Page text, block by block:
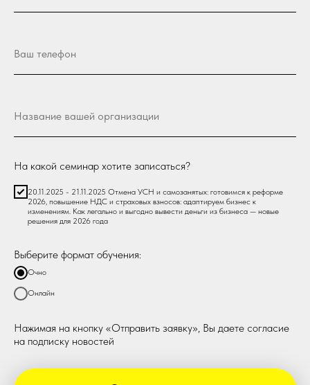
На какой семинар хотите записаться?
20.11.2025 - 21.11.2025 Отмена УСН и самозанятых: готовимся к реформе
2026, повышение НДС и страховых взносов: адаптируем бизнес к
изменениям. Как легально и выгодно вывести деньги из бизнеса — новые
решения для 2026 года
Выберите формат обучения:
Очно
Онлайн
Нажимая на кнопку «Отправить заявку», Вы даете согласие
на подписку новостей